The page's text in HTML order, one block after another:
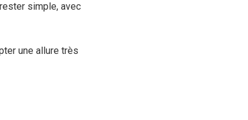
simple, avec
une allure très